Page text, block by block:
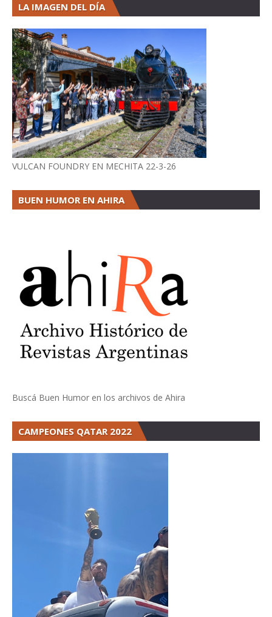
LA IMAGEN DEL DÍA
VULCAN FOUNDRY EN MECHITA 22-3-26
BUEN HUMOR EN AHIRA
Buscá Buen Humor en los archivos de Ahira
CAMPEONES QATAR 2022